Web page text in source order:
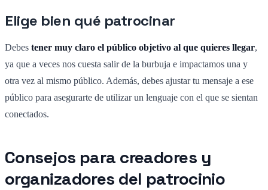
Elige bien qué patrocinar
Debes tener muy claro el público objetivo al que quieres llegar,
ya que a veces nos cuesta salir de la burbuja e impactamos una y
otra vez al mismo público. Además, debes ajustar tu mensaje a ese
público para asegurarte de utilizar un lenguaje con el que se sientan
conectados.
Consejos para creadores y
organizadores del patrocinio